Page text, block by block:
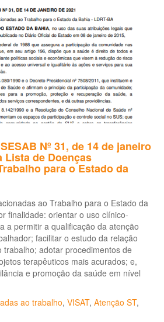
Nº 31, de 14 de janeiro
Lista de Doenças
para o Estado da
ao Trabalho para o Estado da
finalidade: orientar o uso clínico-
a permitir a qualificação da atenção
facilitar o estudo da relação
adotar procedimentos de
terapêuticos mais acurados; e,
e promoção da saúde em nível
ao trabalho, VISAT, Atenção ST,